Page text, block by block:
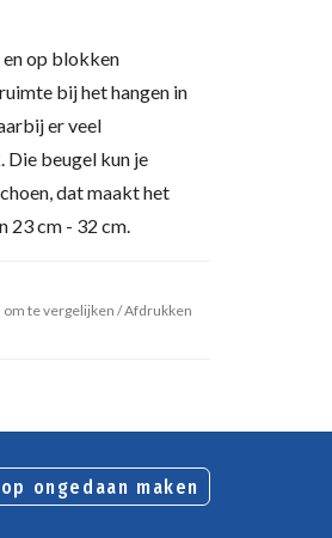
op blokken
bij het hangen in
er veel
beugel kun je
dat maakt het
23 cm - 32 cm.
om te vergelijken /Afdrukken
ongedaan maken